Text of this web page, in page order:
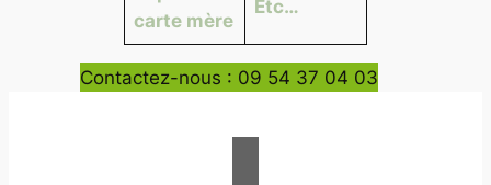
carte mère
Etc…
Contactez-nous : 09 54 37 04 03